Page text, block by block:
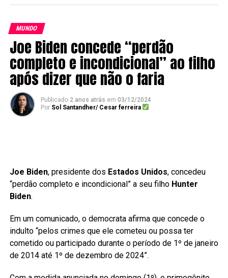
MUNDO
Joe Biden concede “perdão
completo e incondicional” ao filho
após dizer que não o faria
Publicado 2 anos atrás em 03/12/2024
Por Sol Santandher/ Cesar ferreira
Joe Biden, presidente dos Estados Unidos, concedeu
“perdão completo e incondicional” a seu filho Hunter
Biden.
Em um comunicado, o democrata afirma que concede o
indulto “pelos crimes que ele cometeu ou possa ter
cometido ou participado durante o período de 1º de janeiro
de 2014 até 1º de dezembro de 2024”.